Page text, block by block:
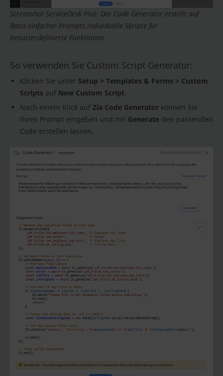
Screenshot ServiceDesk Plus: Der Code Generator erstellt auf
Basis einfacher Prompts individuelle Skripte für
benutzerdefinierte Funktionen.
So verwenden Sie Custom Script Generator:
Klicken Sie unter Setup > Templates & Forms > Custom
Scripts auf New Custom Script.
Nach einem Klick auf Zia Code Generator können Sie
Ihren Prompt eingeben und mit Generate den passenden
Code erstellen lassen.